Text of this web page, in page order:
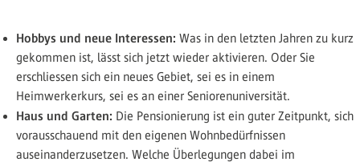
Hobbys und neue Interessen: Was in den letzten Jahren zu kurz
gekommen ist, lässt sich jetzt wieder aktivieren. Oder Sie
erschliessen sich ein neues Gebiet, sei es in einem
Heimwerkerkurs, sei es an einer Seniorenuniversität.
Haus und Garten: Die Pensionierung ist ein guter Zeitpunkt, sich
vorausschauend mit den eigenen Wohnbedürfnissen
auseinanderzusetzen. Welche Überlegungen dabei im